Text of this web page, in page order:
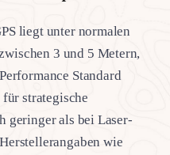
liegt unter normalen
3 und 5 Metern,
Standard
strategische
geringer als bei Laser-
wie